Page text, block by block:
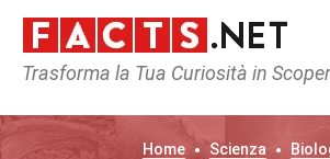
Trasforma la Tua Curiosità in
Home Scienza